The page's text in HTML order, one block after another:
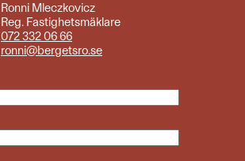
Ronni Mleczkovicz
Reg. Fastighetsmäklare
072 332 06 66
ronni@bergetsro.se